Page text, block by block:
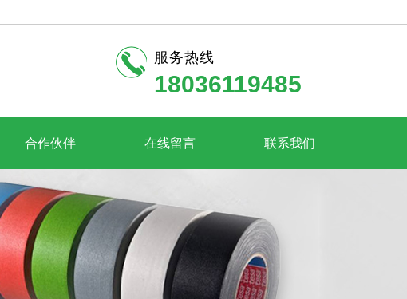
服务热线
18036119485
合作伙伴 在线留言 联系我们